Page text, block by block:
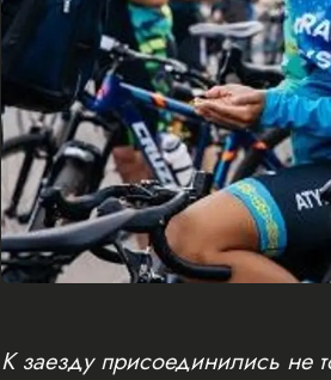
К заезду присоединились не